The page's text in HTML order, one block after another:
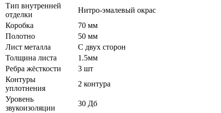
Тип внутренней
отделки
Нитро-эмалевый окрас
Коробка
70 мм
Полотно
50 мм
Лист металла
С двух сторон
Толщина листа
1.5мм
Ребра жёсткости
3 шт
Контуры
уплотнения
2 контура
Уровень
звукоизоляции
30 Дб